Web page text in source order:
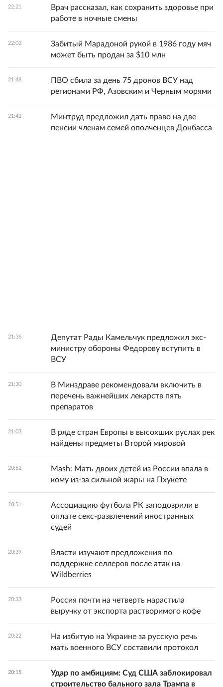
22:21
Врач рассказал, как сохранить здоровье при
работе в ночные смены
22:02
Забитый Марадоной рукой в 1986 году мяч
может быть продан за $10 млн
21:48
ПВО сбила за день 75 дронов ВСУ над
регионами РФ, Азовским и Черным морями
21:42
Минтруд предложил дать право на две
пенсии членам семей ополченцев Донбасса
21:36
Депутат Рады Камельчук предложил экс-
министру обороны Федорову вступить в
ВСУ
21:30
В Минздраве рекомендовали включить в
перечень важнейших лекарств пять
препаратов
21:03
В ряде стран Европы в высохших руслах рек
найдены предметы Второй мировой
20:52
Mash: Мать двоих детей из России впала в
кому из-за сильной жары на Пхукете
20:51
Ассоциацию футбола РК заподозрили в
оплате секс-развлечений иностранных
судей
20:39
Власти изучают предложения по
поддержке селлеров после атак на
Wildberries
20:33
Россия почти на четверть нарастила
выручку от экспорта растворимого кофе
20:22
На избитую на Украине за русскую речь
мать военного ВСУ составили протокол
20:15
Удар по амбициям: Суд США заблокировал
строительство бального зала Трампа в